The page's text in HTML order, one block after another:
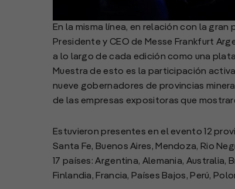
En la misma línea, en relación con la
Presidente y CEO de Messe Frankfurt
a lo largo de cada edición como una
Muestra de esto es la participación
nueve gobernadores de provincias
de las empresas expositoras que
Estuvieron presentes en el evento 12
Santa Fe, Buenos Aires, Mendoza, Rio
17 países: Argentina, Alemania, Australia,
Finlandia, Francia, Países Bajos, Perú,